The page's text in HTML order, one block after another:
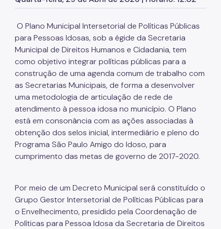
Escola de Conselhos
Programa São Paulo Amigo do Idoso
Podcast Geropapo
Rede de Atendimento
Polo Cultural da Terceira Idade
Sou Mais Sessenta
Envelhecimento Ativo
O Plano Municipal Intersetorial de Políticas Públicas
para Pessoas Idosas, sob a égide da Secretaria
Municipal de Direitos Humanos e Cidadania, tem
como objetivo integrar políticas públicas para a
construção de uma agenda comum de trabalho com
as Secretarias Municipais, de forma a desenvolver
uma metodologia de articulação de rede de
atendimento à pessoa idosa no município. O Plano
está em consonância com as ações associadas à
obtenção dos selos inicial, intermediário e pleno do
Programa São Paulo Amigo do Idoso, para
cumprimento das metas de governo de 2017-2020.
Por meio de um Decreto Municipal será constituído o
Grupo Gestor Intersetorial de Políticas Públicas para
o Envelhecimento, presidido pela Coordenação de
Políticas para Pessoa Idosa da Secretaria de Direitos